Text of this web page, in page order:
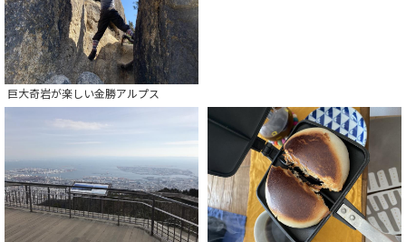
巨大奇岩が楽しい金勝アルプス